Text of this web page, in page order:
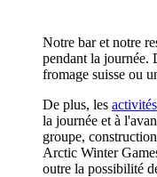
Notre bar et notre
pendant la journée.
fromage suisse ou
De plus, les activités
la journée et à
groupe,
Arctic Winter
outre la possibilité